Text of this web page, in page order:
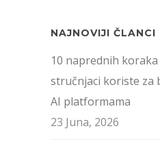
NAJNOVIJI ČLANCI
10 naprednih koraka
stručnjaci koriste za
AI platformama
23 Juna, 2026